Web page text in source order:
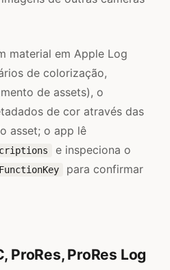
material em Apple Log
de colorização,
de assets), o
de cor através das
asset; o app lê
e inspeciona o
para confirmar
ProRes, ProRes Log